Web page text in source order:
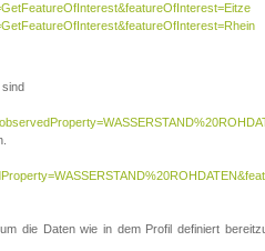
sind
um die Daten wie in dem Profil definiert